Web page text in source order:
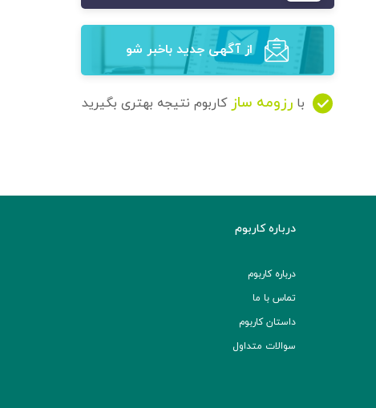
از آگهی‌ جدید باخبر شو
با رزومه ساز کاربوم نتیجه بهتری بگیرید
درباره کاربوم
درباره کاربوم
تماس با ما
داستان کاربوم
سوالات متداول